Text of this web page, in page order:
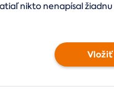
nikto nenapísal
Vložiť